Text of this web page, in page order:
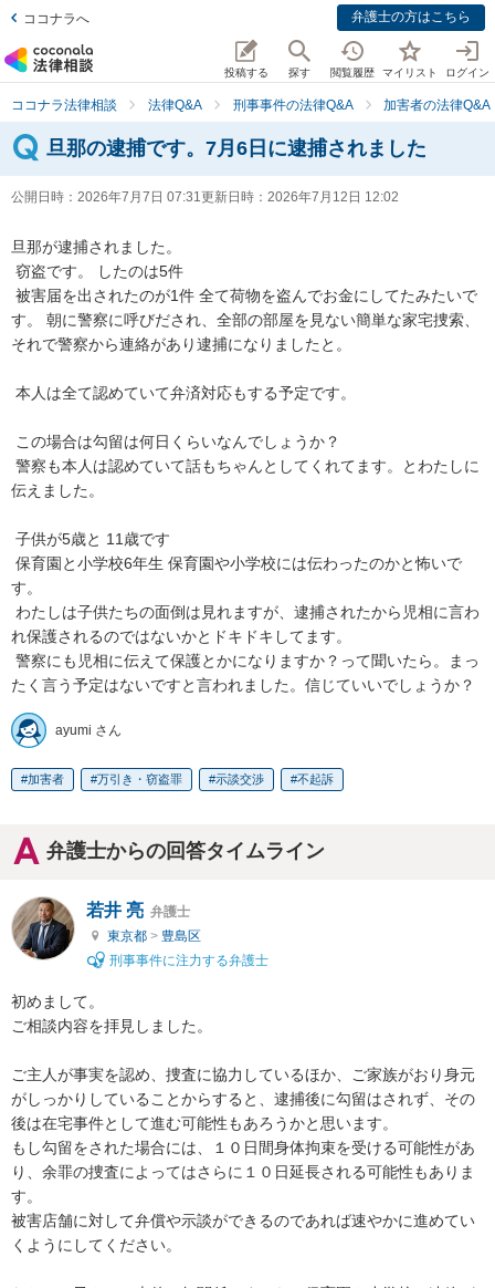
ココナラへ 弁護士の方はこちら
投稿する 探す 閲覧履歴 マイリスト ログイン
ココナラ法律相談 法律Q&A 刑事事件の法律Q&A 加害者の法律Q&A
旦那の逮捕です。7月6日に逮捕されました
公開日時： 2026年7月7日 07:31更新日時： 2026年7月12日 12:02
旦那が逮捕されました。
す。 朝に警察に呼びだされ、全部の部屋を見ない簡単な家宅捜索、
それで警察から連絡があり逮捕になりましたと。
伝えました。
す。
れ保護されるのではないかとドキドキしてます。
たく言う予定はないですと言われました。信じていいでしょうか？
ayumi さん
加害者 万引き・窃盗罪 示談交渉 不起訴
弁護士からの回答タイムライン
若井 亮 弁護士
東京都 > 豊島区
刑事事件に注力する弁護士
初めまして。
ご相談内容を拝見しました。
ご主人が事実を認め、捜査に協力しているほか、ご家族がおり身元
がしっかりしていることからすると、逮捕後に勾留はされず、その
後は在宅事件として進む可能性もあろうかと思います。
もし勾留をされた場合には、１０日間身体拘束を受ける可能性があ
り、余罪の捜査によってはさらに１０日延長される可能性もありま
す。
被害店舗に対して弁償や示談ができるのであれば速やかに進めてい
くようにしてください。